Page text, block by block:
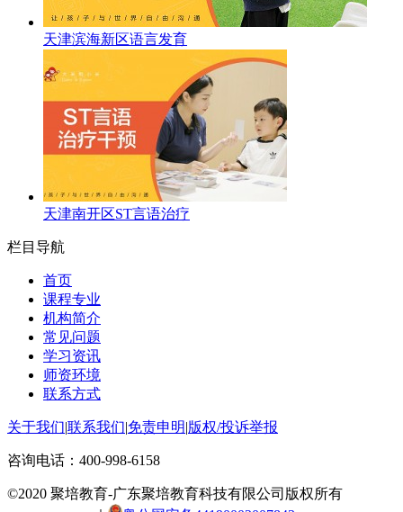
天津滨海新区语言发育
天津南开区ST言语治疗
栏目导航
首页
课程专业
机构简介
常见问题
学习资讯
师资环境
联系方式
关于我们|联系我们|免责申明|版权/投诉举报
咨询电话： 400-998-6158
©2020 聚培教育-广东聚培教育科技有限公司版权所有